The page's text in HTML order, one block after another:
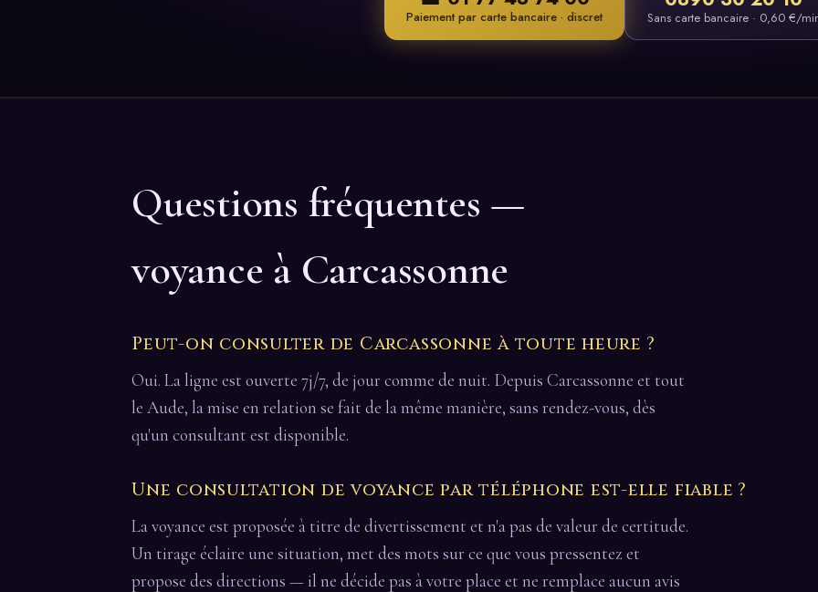
Paiement par carte bancaire · discret Sans carte bancaire · 0,60 €/
Questions fréquentes —
voyance à Carcassonne
Peut-on consulter de Carcassonne à toute heure ?
Oui. La ligne est ouverte 7j/7, de jour comme de nuit. Depuis Carcassonne et tout
le Aude, la mise en relation se fait de la même manière, sans rendez-vous, dès
qu'un consultant est disponible.
Une consultation de voyance par téléphone est-elle fiable ?
La voyance est proposée à titre de divertissement et n'a pas de valeur de certitude.
Un tirage éclaire une situation, met des mots sur ce que vous pressentez et
propose des directions — il ne décide pas à votre place et ne remplace aucun avis